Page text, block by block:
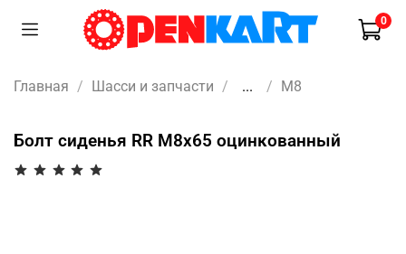
0
Главная Шасси и запчасти ... M8
Болт сиденья RR М8х65 оцинкованный